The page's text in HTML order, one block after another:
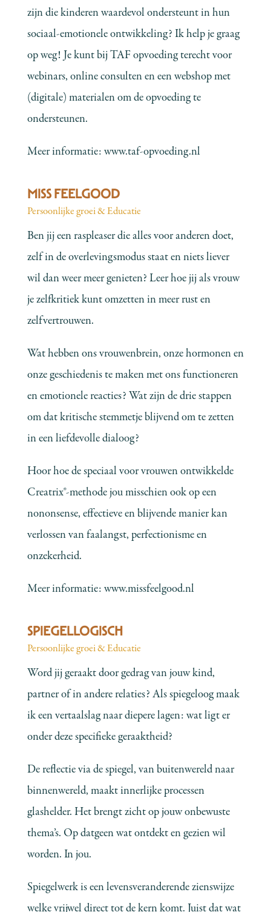
zijn die kinderen waardevol ondersteunt in hun
sociaal-emotionele ontwikkeling? Ik help je graag
op weg! Je kunt bij TAF opvoeding terecht voor
webinars, online consulten en een webshop met
(digitale) materialen om de opvoeding te
ondersteunen.
Meer informatie:www.taf-opvoeding.nl
MISS FEELGOOD
Persoonlijke groei & Educatie
Ben jij een raspleaser die alles voor anderen doet,
zelf in de overlevingsmodus staat en niets liever
wil dan weer meer genieten? Leer hoe jij als vrouw
je zelfkritiek kunt omzetten in meer rust en
zelfvertrouwen.
Wat hebben ons vrouwenbrein, onze hormonen en
onze geschiedenis te maken met ons functioneren
en emotionele reacties? Wat zijn de drie stappen
om dat kritische stemmetje blijvend om te zetten
in een liefdevolle dialoog?
Hoor hoe de speciaal voor vrouwen ontwikkelde
Creatrix®-methode jou misschien ook op een
nononsense, effectieve en blijvende manier kan
verlossen van faalangst, perfectionisme en
onzekerheid.
Meer informatie:www.missfeelgood.nl
SPIEGELLOGISCH
Persoonlijke groei & Educatie
Word jij geraakt door gedrag van jouw kind,
partner of in andere relaties? Als spiegeloog maak
ik een vertaalslag naar diepere lagen: wat ligt er
onder deze specifieke geraaktheid?
De reflectie via de spiegel, van buitenwereld naar
binnenwereld, maakt innerlijke processen
glashelder. Het brengt zicht op jouw onbewuste
thema’s. Op datgeen wat ontdekt en gezien wil
worden. In jou.
Spiegelwerk is een levensveranderende zienswijze
welke vrijwel direct tot de kern komt. Juist dat wat